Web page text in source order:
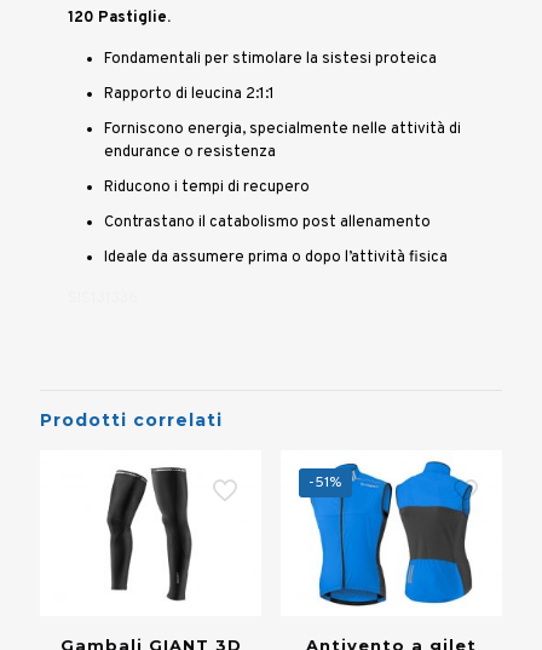
120 Pastiglie.
Fondamentali per stimolare la sistesi proteica
Rapporto di leucina 2:1:1
Forniscono energia, specialmente nelle attività di
endurance o resistenza
Riducono i tempi di recupero
Contrastano il catabolismo post allenamento
Ideale da assumere prima o dopo l’attività fisica
Prodotti correlati
Gambali GIANT 3D
-51%
Antivento a gilet